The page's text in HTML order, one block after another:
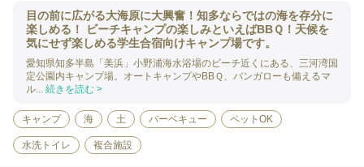
目の前に広がる大海原に大興奮！知多ならではの海を存分に
楽しめる！ ビーチキャンプの楽しみといえばBBＱ！天候を
気にせず楽しめる学生合宿向けキャンプ場です。
愛知県知多半島「美浜」小野浦海水浴場のビーチ近くにある、三河湾国
定公園内キャンプ場。オートキャンプやBBＱ、バンガローも備えるマ
ル... 続きを読む >
キャンプ 海 土 バーベキュー ペットOK
水洗トイレ 複合施設